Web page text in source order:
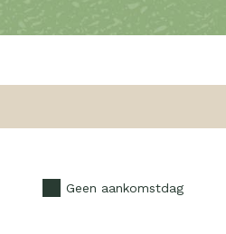
Geen aankomstdag